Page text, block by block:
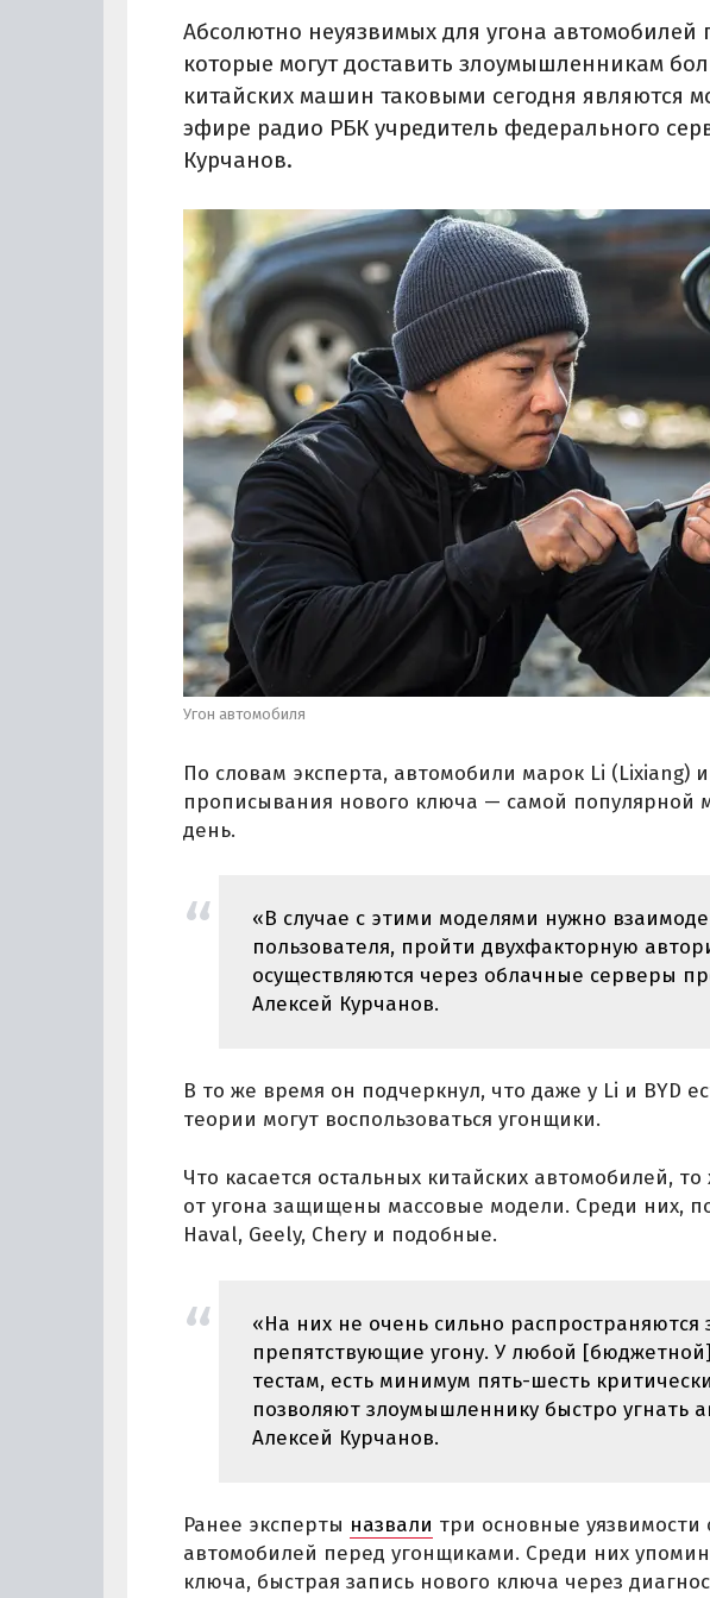
Абсолютно неуязвимых для угона автомобилей
которые могут доставить злоумышленникам
китайских машин таковыми сегодня являются
эфире радио РБК учредитель федерального
Курчанов.
Угон автомобиля
По словам эксперта, автомобили марок Li (Lixiang)
прописывания нового ключа — самой популярной
день.
«В случае с этими моделями нужно
пользователя, пройти двухфакторную
осуществляются через облачные серверы
Алексей Курчанов.
В то же время он подчеркнул, что даже у Li и BYD
теории могут воспользоваться угонщики.
Что касается остальных китайских автомобилей,
от угона защищены массовые модели. Среди них,
Haval, Geely, Chery и подобные.
«На них не очень сильно
препятствующие угону. У любой
тестам, есть минимум пять-шесть
позволяют злоумышленнику быстро угнать
Алексей Курчанов.
Ранее эксперты назвали три основные
автомобилей перед угонщиками. Среди них
ключа, быстрая запись нового ключа через